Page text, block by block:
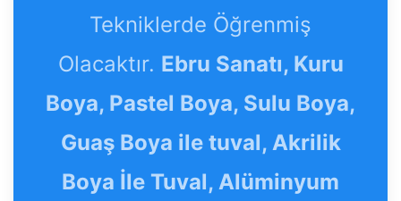
Tekniklerde Öğrenmiş
Olacaktır. Ebru Sanatı, Kuru
Boya, Pastel Boya, Sulu Boya,
Guaş Boya ile tuval, Akrilik
Boya İle Tuval, Alüminyum